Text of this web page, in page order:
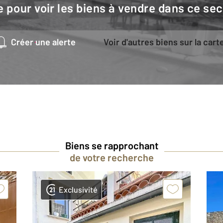
pour voir les biens à vendre dans ce
Créer une alerte Voir d'autres biens sur la
Biens se rapprochant
de votre recherche
Exclusivité